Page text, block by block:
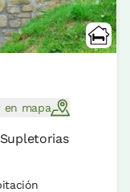
en mapa
Supletorias